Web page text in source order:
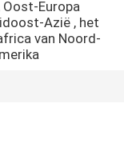
Oost-Europa
Azië , het
van Noord-